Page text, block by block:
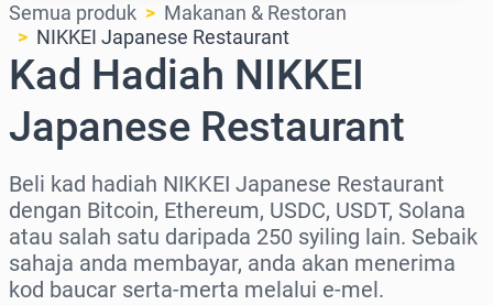
Semua produk
Makanan & Restoran
NIKKEI Japanese Restaurant
Kad Hadiah NIKKEI
Japanese Restaurant
Beli kad hadiah NIKKEI Japanese Restaurant
dengan Bitcoin, Ethereum, USDC, USDT, Solana
atau salah satu daripada 250 syiling lain. Sebaik
sahaja anda membayar, anda akan menerima
kod baucar serta-merta melalui e-mel.